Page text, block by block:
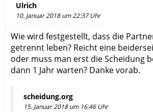
Ulrich
10. Januar 2018 um 22:37 Uhr
Wie wird festgestellt, dass die
getrennt leben? Reicht eine
oder muss man erst die Scheidung
dann 1 Jahr warten? Danke vorab.
scheidung.org
15. Januar 2018 um 16:46 Uhr